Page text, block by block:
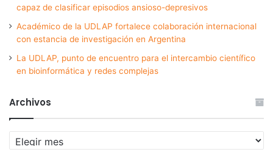
capaz de clasificar episodios ansioso-depresivos
Académico de la UDLAP fortalece colaboración internacional
con estancia de investigación en Argentina
La UDLAP, punto de encuentro para el intercambio científico
en bioinformática y redes complejas
Archivos
Archivos